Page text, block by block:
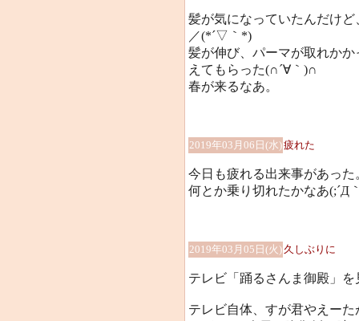
髪が気になっていたんだけ
／(*´▽｀*)
髪が伸び、パーマが取れか
えてもらった(∩´∀｀)∩
春が来るなあ。
2019年03月06日(水)疲れた
今日も疲れる出来事があった
何とか乗り切れたかなあ(;´Д
2019年03月05日(火) 久しぶりに
テレビ「踊るさんま御殿」を
テレビ自体、すが君やえー